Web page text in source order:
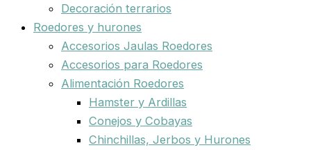
Decoración terrarios
Roedores y hurones
Accesorios Jaulas Roedores
Accesorios para Roedores
Alimentación Roedores
Hamster y Ardillas
Conejos y Cobayas
Chinchillas, Jerbos y Hurones